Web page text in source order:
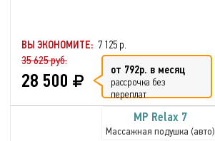
ВЫ ЭКОНОМИТЕ: 7 125 р.
35 625 руб.
28 500 от 792р. в месяц
рассрочка без
переплат
MP Relax 7
Массажная подушка (авто)